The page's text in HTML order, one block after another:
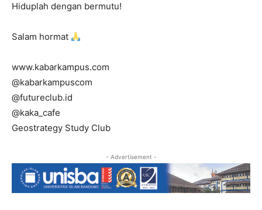
Hiduplah dengan bermutu!
Salam hormat
www.kabarkampus.com
@kabarkampuscom
@futureclub.id
@kaka_cafe
Geostrategy Study Club
- Advertisement -